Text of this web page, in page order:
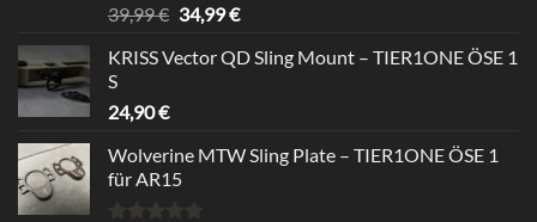
Rated5.00
out of 5
39,99€ Original
was:
34,99€Current
is:
KRISS Vector QD Sling Mount – TIER1ONE ÖSE 1
S
24,90€
Wolverine MTW Sling Plate – TIER1ONE ÖSE 1
für AR15